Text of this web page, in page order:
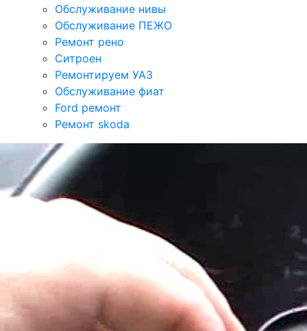
Обслуживание нивы
Обслуживание ПЕЖО
Ремонт рено
Ситроен
Ремонтируем УАЗ
Обслуживание фиат
Ford ремонт
Ремонт skoda